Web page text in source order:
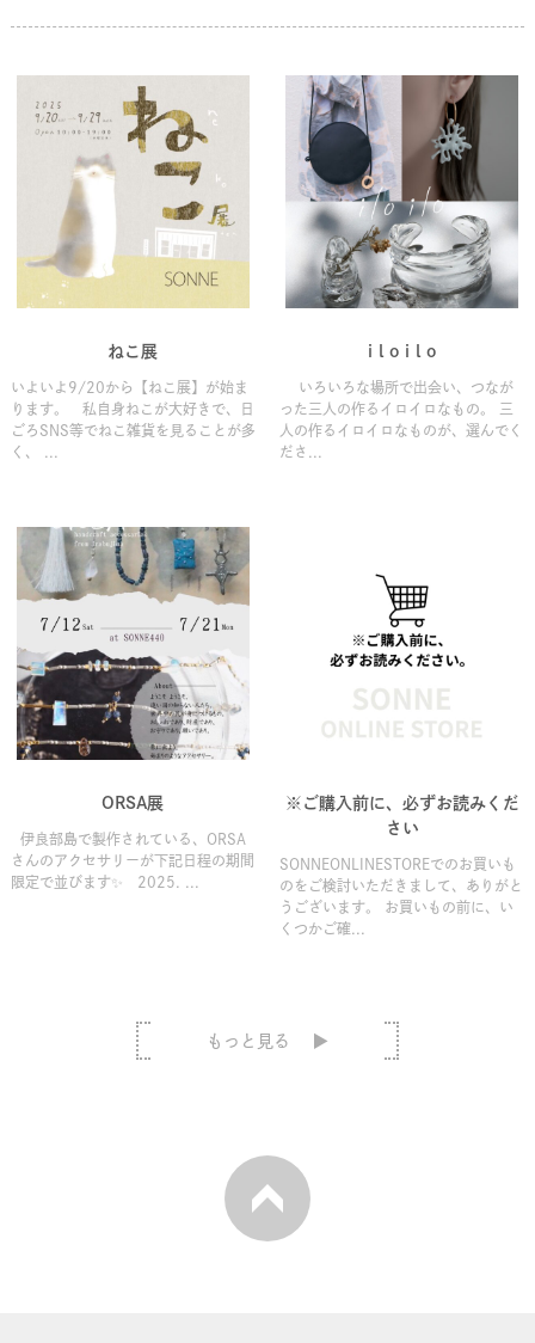
ねこ展
いよいよ9/20から【ねこ展】が始ま
ります。 私自身ねこが大好きで、日
ごろSNS等でねこ雑貨を見ることが多
く、 ...
i l o i l o
いろいろな場所で出会い、つなが
った三人の作るイロイロなもの。 三
人の作るイロイロなものが、選んでく
ださ...
ORSA展
伊良部島で製作されている、ORSA
さんのアクセサリーが下記日程の期間
限定で並びます✨ 2025. ...
※ご購入前に、必ずお読みくだ
さい
SONNEONLINESTOREでのお買いも
のをご検討いただきまして、ありがと
うございます。 お買いもの前に、い
くつかご確...
もっと見る